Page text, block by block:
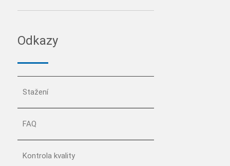
Odkazy
Stažení
FAQ
Kontrola kvality